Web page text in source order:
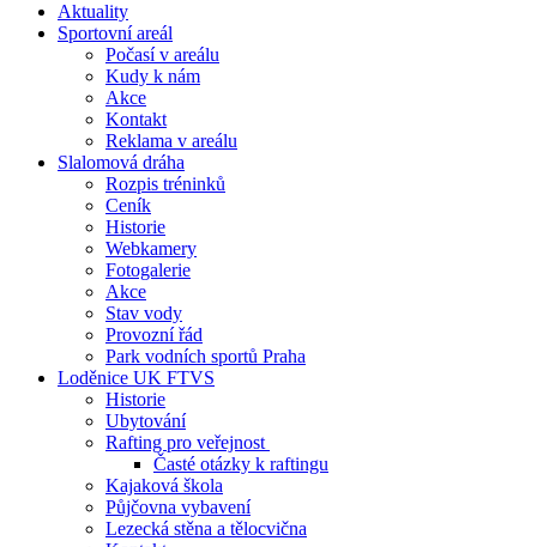
Aktuality
Sportovní areál
Počasí v areálu
Kudy k nám
Akce
Kontakt
Reklama v areálu
Slalomová dráha
Rozpis tréninků
Ceník
Historie
Webkamery
Fotogalerie
Akce
Stav vody
Provozní řád
Park vodních sportů Praha
Loděnice UK FTVS
Historie
Ubytování
Rafting pro veřejnost
Časté otázky k raftingu
Kajaková škola
Půjčovna vybavení
Lezecká stěna a tělocvična